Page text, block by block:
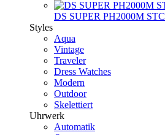
DS SUPER PH2000M STC
Styles
Aqua
Vintage
Traveler
Dress Watches
Modern
Outdoor
Skelettiert
Uhrwerk
Automatik